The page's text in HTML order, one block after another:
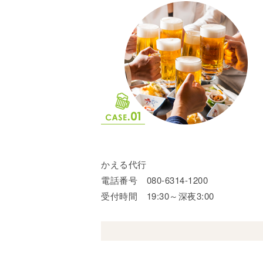
かえる代行
電話番号 080-6314-1200
受付時間 19:30～深夜3:00